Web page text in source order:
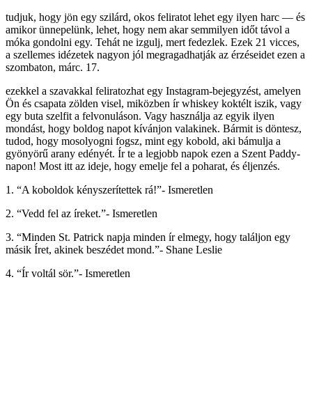
tudjuk, hogy jön egy szilárd, okos feliratot lehet egy ilyen harc — és
amikor ünnepelünk, lehet, hogy nem akar semmilyen időt távol a
móka gondolni egy. Tehát ne izgulj, mert fedezlek. Ezek 21 vicces,
a szellemes idézetek nagyon jól megragadhatják az érzéseidet ezen a
szombaton, márc. 17.
ezekkel a szavakkal feliratozhat egy Instagram-bejegyzést, amelyen
Ön és csapata zölden visel, miközben ír whiskey koktélt iszik, vagy
egy buta szelfit a felvonuláson. Vagy használja az egyik ilyen
mondást, hogy boldog napot kívánjon valakinek. Bármit is döntesz,
tudod, hogy mosolyogni fogsz, mint egy kobold, aki bámulja a
gyönyörű arany edényét. Ír te a legjobb napok ezen a Szent Paddy-
napon! Most itt az ideje, hogy emelje fel a poharat, és éljenzés.
1. “A koboldok kényszerítettek rá!”- Ismeretlen
2. “Vedd fel az íreket.”- Ismeretlen
3. “Minden St. Patrick napja minden ír elmegy, hogy találjon egy
másik Íret, akinek beszédet mond.”- Shane Leslie
4. “Ír voltál sör.”- Ismeretlen